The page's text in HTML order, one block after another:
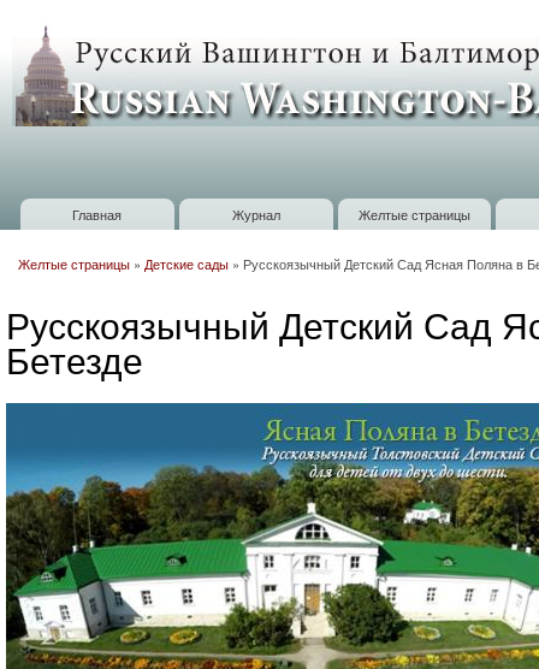
Russian
Washington
Baltimore
Главное меню
Главная Журнал Желтые страницы
Желтые страницы » Детские сады » Русскоязычный Детский Сад Ясная Поляна в
Русскоязычный Детский Сад
Бетезде